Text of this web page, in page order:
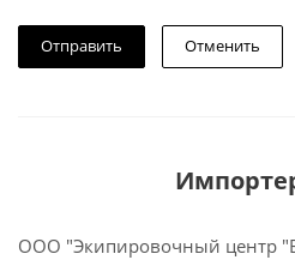
Отменить
ООО "Экипировочный центр